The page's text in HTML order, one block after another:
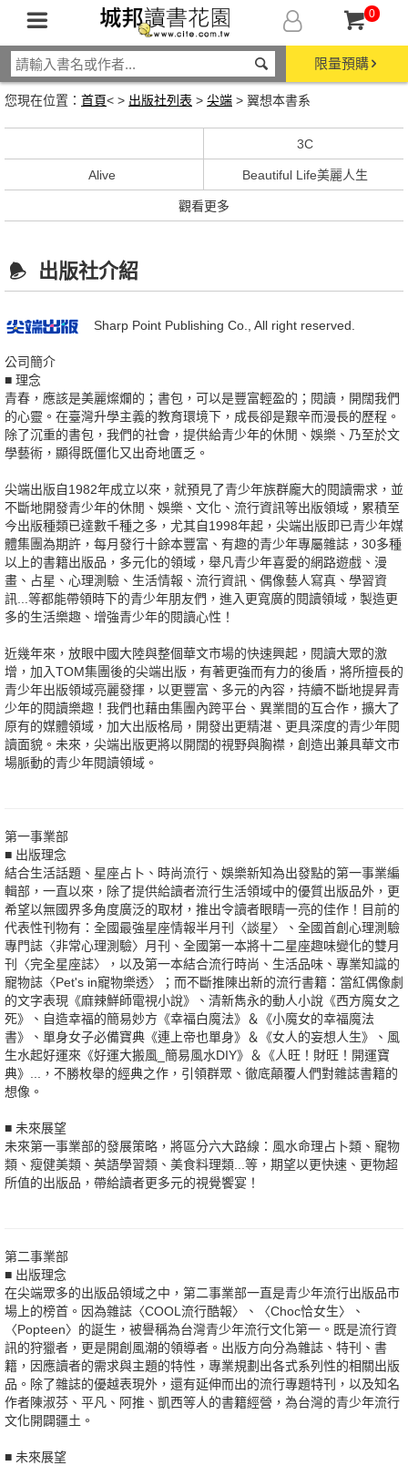
0
限量預購
您現在位置： 首頁< > 出版社列表 > 尖端 > 翼想本書系
3C
Alive Beautiful Life美麗人生
觀看更多
出版社介紹
Sharp Point Publishing Co., All right reserved.
公司簡介
■ 理念
青春，應該是美麗燦爛的；書包，可以是豐富輕盈的；閱讀，開闊我們
的心靈。在臺灣升學主義的教育環境下，成長卻是艱辛而漫長的歷程。
除了沉重的書包，我們的社會，提供給青少年的休閒、娛樂、乃至於文
學藝術，顯得既僵化又出奇地匱乏。
尖端出版自1982年成立以來，就預見了青少年族群龐大的閱讀需求，並
不斷地開發青少年的休閒、娛樂、文化、流行資訊等出版領域，累積至
今出版種類已達數千種之多，尤其自1998年起，尖端出版即已青少年媒
體集團為期許，每月發行十餘本豐富、有趣的青少年專屬雜誌，30多種
以上的書籍出版品，多元化的領域，舉凡青少年喜愛的網路遊戲、漫
畫、占星、心理測驗、生活情報、流行資訊、偶像藝人寫真、學習資
訊...等都能帶領時下的青少年朋友們，進入更寬廣的閱讀領域，製造更
多的生活樂趣、增強青少年的閱讀心性！
近幾年來，放眼中國大陸與整個華文市場的快速興起，閱讀大眾的激
增，加入TOM集團後的尖端出版，有著更強而有力的後盾，將所擅長的
青少年出版領域亮麗發揮，以更豐富、多元的內容，持續不斷地提昇青
少年的閱讀樂趣！我們也藉由集團內跨平台、異業間的互合作，擴大了
原有的媒體領域，加大出版格局，開發出更精湛、更具深度的青少年閱
讀面貌。未來，尖端出版更將以開闊的視野與胸襟，創造出兼具華文市
場脈動的青少年閱讀領域。
第一事業部
■ 出版理念
結合生活話題、星座占卜、時尚流行、娛樂新知為出發點的第一事業編
輯部，一直以來，除了提供給讀者流行生活領域中的優質出版品外，更
希望以無國界多角度廣泛的取材，推出令讀者眼睛一亮的佳作！目前的
代表性刊物有：全國最強星座情報半月刊〈談星〉、全國首創心理測驗
專門誌〈非常心理測驗〉月刊、全國第一本將十二星座趣味變化的雙月
刊〈完全星座誌〉，以及第一本結合流行時尚、生活品味、專業知識的
寵物誌〈Pet's in寵物樂透〉；而不斷推陳出新的流行書籍：當紅偶像劇
的文字表現《麻辣鮮師電視小說》、清新雋永的動人小說《西方魔女之
死》、自造幸福的簡易妙方《幸福白魔法》＆《小魔女的幸福魔法
書》、單身女子必備寶典《連上帝也單身》＆《女人的妄想人生》、風
生水起好運來《好運大搬風_簡易風水DIY》＆《人旺！財旺！開運寶
典》...，不勝枚舉的經典之作，引領群眾、徹底顛覆人們對雜誌書籍的
想像。
■ 未來展望
未來第一事業部的發展策略，將區分六大路線：風水命理占卜類、寵物
類、瘦健美類、英語學習類、美食料理類...等，期望以更快速、更物超
所值的出版品，帶給讀者更多元的視覺饗宴！
第二事業部
■ 出版理念
在尖端眾多的出版品領域之中，第二事業部一直是青少年流行出版品市
場上的榜首。因為雜誌〈COOL流行酷報〉、〈Choc恰女生〉、
〈Popteen〉的誕生，被譽稱為台灣青少年流行文化第一。既是流行資
訊的狩獵者，更是開創風潮的領導者。出版方向分為雜誌、特刊、書
籍，因應讀者的需求與主題的特性，專業規劃出各式系列性的相關出版
品。除了雜誌的優越表現外，還有延伸而出的流行專題特刊，以及知名
作者陳淑芬、平凡、阿推、凱西等人的書籍經營，為台灣的青少年流行
文化開闢疆土。
■ 未來展望